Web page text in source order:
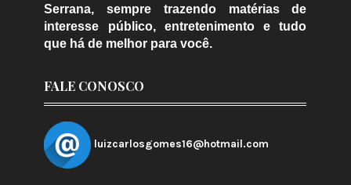
Serrana, sempre trazendo matérias de
interesse público, entretenimento e tudo
que há de melhor para você.
FALE CONOSCO
luizcarlosgomes16@hotmail.com